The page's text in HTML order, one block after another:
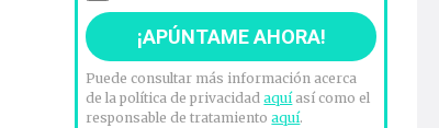
Puede consultar más información acerca
de la política de privacidadaquíasí como el
responsable de tratamientoaquí.